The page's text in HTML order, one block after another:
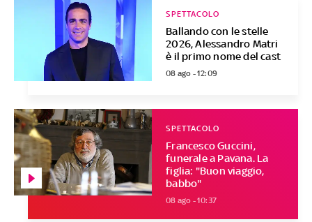
Ballando con le stelle
2026, Alessandro Matri
è il primo nome del cast
SPETTACOLO
08 ago - 12:09
Francesco Guccini,
funerale a Pavana. La
figlia: "Buon viaggio,
babbo"
SPETTACOLO
08 ago - 10:37